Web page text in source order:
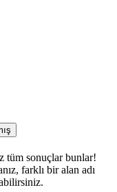
tüm sonuçlar bunlar!
farklı bir alan adı